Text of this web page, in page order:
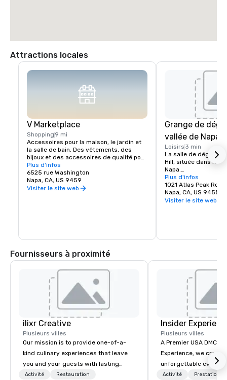
Attractions locales
V Marketplace
Shopping 9 mi
Accessoires pour la maison, le jardin et
la salle de bain. Des vêtements, des
bijoux et des accessoires de qualité pour
tous les âges. Beaux-arts, gastronomie,
chocolats, vins et dégustation de vins.
Des cadeaux romantiques et des objets
de collection provenant de la Napa Valley
Plus d'infos
6525 rue Washington
Napa, CA, US 9459
Visiter le site web
Grange de
vallée de Napa
Loisirs 3 min
La salle de
Hill, située dans les
Napa.
Rendez-nous visite
vins Prime Solum,
Tetra.
Plus d'infos
1021 Atlas Peak Road
Napa, CA, US 94559
Visiter le site web
Fournisseurs à proximité
ilixr Creative
Plusieurs villes
Our mission is to provide one-of-a-
kind culinary experiences that leave
you and your guests with lasting
memories and satiated palates. Every
Activité Restauration
Insider
Plusieurs villes
A Premier USA DMC Partner
Experience, we create
unforgettable events
access to premium
Activité
Prestations/